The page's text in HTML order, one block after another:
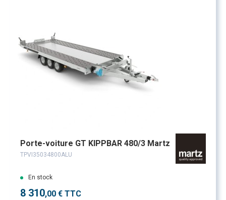
Porte-voiture GT KIPPBAR 480/3 Martz
TPVI35034800ALU
En stock
8 310,00 € TTC